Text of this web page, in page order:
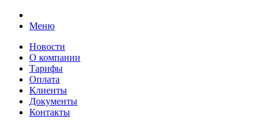
Меню
Новости
О компании
Тарифы
Оплата
Клиенты
Документы
Контакты